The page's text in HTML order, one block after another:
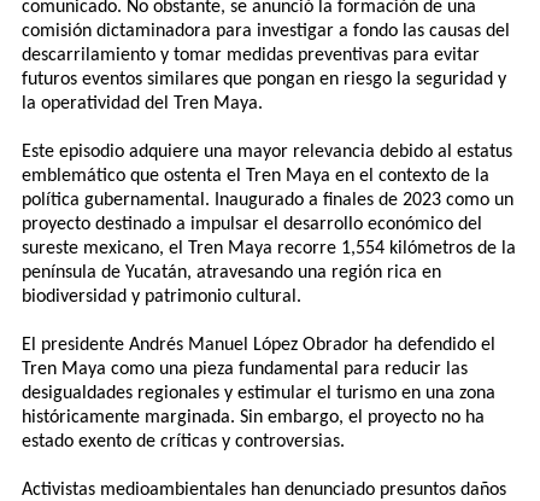
comunicado. No obstante, se anunció la formación de una
comisión dictaminadora para investigar a fondo las causas del
descarrilamiento y tomar medidas preventivas para evitar
futuros eventos similares que pongan en riesgo la seguridad y
la operatividad del Tren Maya.
Este episodio adquiere una mayor relevancia debido al estatus
emblemático que ostenta el Tren Maya en el contexto de la
política gubernamental. Inaugurado a finales de 2023 como un
proyecto destinado a impulsar el desarrollo económico del
sureste mexicano, el Tren Maya recorre 1,554 kilómetros de la
península de Yucatán, atravesando una región rica en
biodiversidad y patrimonio cultural.
El presidente Andrés Manuel López Obrador ha defendido el
Tren Maya como una pieza fundamental para reducir las
desigualdades regionales y estimular el turismo en una zona
históricamente marginada. Sin embargo, el proyecto no ha
estado exento de críticas y controversias.
Activistas medioambientales han denunciado presuntos daños